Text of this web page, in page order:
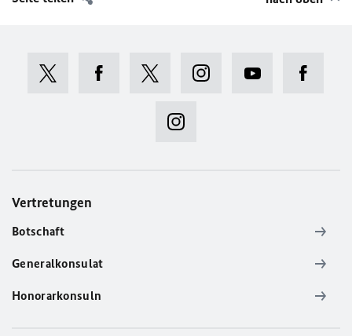
Vertretungen
Botschaft
Generalkonsulat
Honorarkonsuln